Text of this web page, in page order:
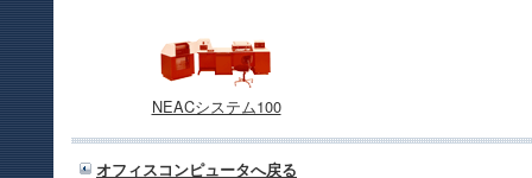
NEACシステム100
オフィスコンピュータへ戻る